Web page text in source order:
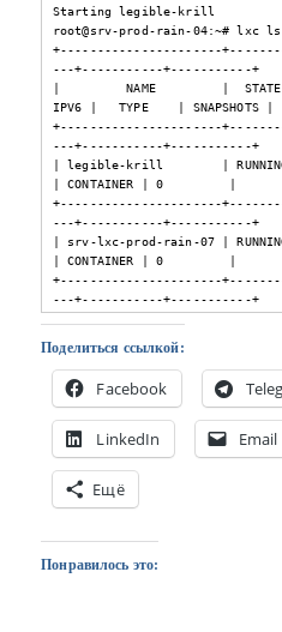
Starting legible-krill
root@srv-prod-rain-04:~# lxc ls
+----------------------
---+-----------+-----------+
|         NAME         |
IPV6 |   TYPE    | SNAPSHOTS |
+----------------------
---+-----------+-----------+
| legible-krill        |
| CONTAINER | 0         |
+----------------------
---+-----------+-----------+
| srv-lxc-prod-rain-07 |
| CONTAINER | 0         |
+----------------------
---+-----------+-----------+
Поделиться ссылкой:
Facebook
LinkedIn Email
Ещё
Понравилось это: